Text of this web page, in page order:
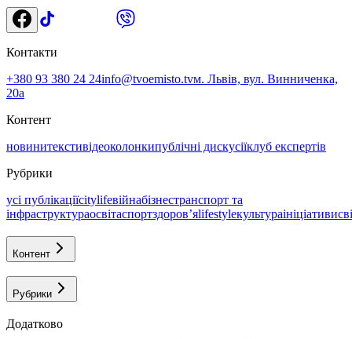
Контакти
+380 93 380 24 24info@tvoemisto.tvм. Львів, вул. Винниченка,
20а
Контент
новинитекстивідеоколонкипублічні дискусіїклуб експертів
Рубрики
усі публікаціїcitylifeвійнабізнестранспорт та
інфраструктураосвітаспортздоровʼяlifestyleкультураініціативи
Контент
Рубрики
Додатково